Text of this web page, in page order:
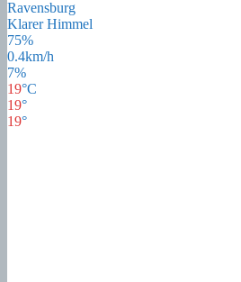
Ravensburg
Klarer Himmel
75%
0.4km/h
7%
19°C
19°
19°